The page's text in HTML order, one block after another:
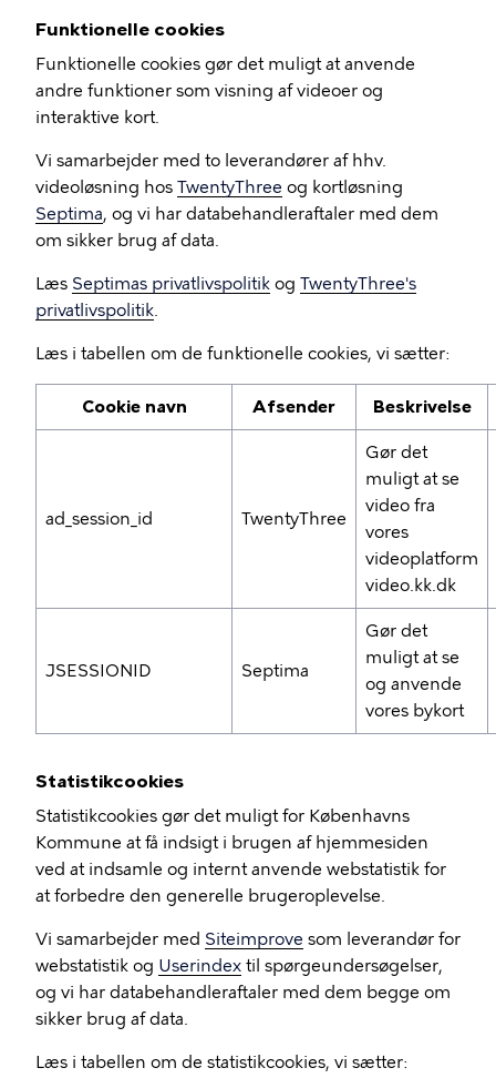
Funktionelle cookies
Funktionelle cookies gør det muligt at anvende
andre funktioner som visning af videoer og
interaktive kort.
Vi samarbejder med to leverandører af hhv.
videoløsning hos TwentyThree og kortløsning
Septima, og vi har databehandleraftaler med dem
om sikker brug af data.
Læs Septimas privatlivspolitik og TwentyThree's
privatlivspolitik.
Læs i tabellen om de funktionelle cookies, vi sætter:
Cookie navn Afsender Beskrivelse
ad_session_id TwentyThree
Gør det
muligt at se
video fra
vores
videoplatform
video.kk.dk
JSESSIONID Septima
Gør det
muligt at se
og anvende
vores bykort
Statistikcookies
Statistikcookies gør det muligt for Københavns
Kommune at få indsigt i brugen af hjemmesiden
ved at indsamle og internt anvende webstatistik for
at forbedre den generelle brugeroplevelse.
Vi samarbejder med Siteimprove som leverandør for
webstatistik og Userindex til spørgeundersøgelser,
og vi har databehandleraftaler med dem begge om
sikker brug af data.
Læs i tabellen om de statistikcookies, vi sætter: